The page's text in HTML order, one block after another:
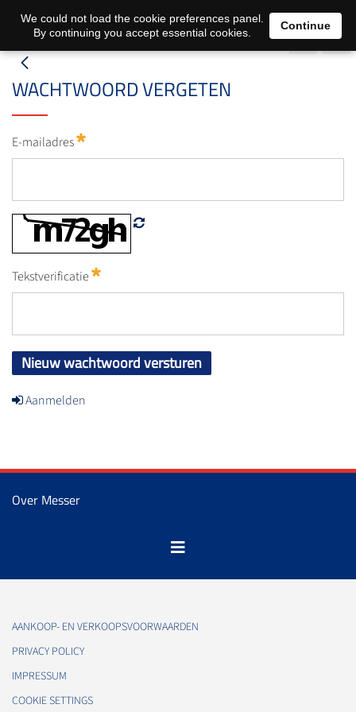
WACHTWOORD VERGETEN
E-mailadres
Tekstverificatie
Nieuw wachtwoord versturen
Aanmelden
Over Messer
AANKOOP- EN VERKOOPSVOORWAARDEN
PRIVACY POLICY
IMPRESSUM
COOKIE SETTINGS
We could not load the cookie preferences panel.
By continuing you accept essential cookies.
Continue